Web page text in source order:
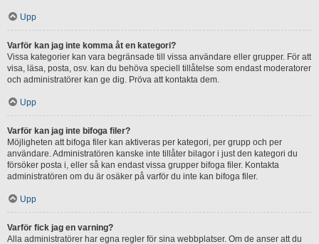
Upp
Varför kan jag inte komma åt en kategori?
Vissa kategorier kan vara begränsade till vissa användare eller grupper. För att
visa, läsa, posta, osv. kan du behöva speciell tillåtelse som endast moderatorer
och administratörer kan ge dig. Pröva att kontakta dem.
Upp
Varför kan jag inte bifoga filer?
Möjligheten att bifoga filer kan aktiveras per kategori, per grupp och per
användare. Administratören kanske inte tillåter bilagor i just den kategori du
försöker posta i, eller så kan endast vissa grupper bifoga filer. Kontakta
administratören om du är osäker på varför du inte kan bifoga filer.
Upp
Varför fick jag en varning?
Alla administratörer har egna regler för sina webbplatser. Om de anser att du